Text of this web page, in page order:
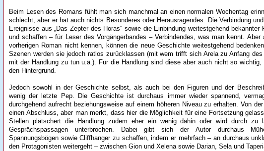
Beim Lesen des Romans fühlt man sich manchmal an einen normalen Wochentag
schlecht, aber er hat auch nichts Besonderes oder Herausragendes. Die Verbindung
Ereignisse aus „Das Zepter des Horas“ sowie die Einbindung weitestgehend bekannter
und schaffen – für Leser des Vorgängerbandes – Verbindendes, was man kennt. Aber
vorherigen Roman nicht kennen, können die neue Geschichte weitestgehend
Szenen werden sie jedoch ratlos zurücklassen (mit wem trifft sich Arela zu Anfang
mit der Handlung zu tun u.ä.). Für die Handlung sind diese aber auch nicht so wichtig,
den Hintergrund.
Jedoch sowohl in der Geschichte selbst, als auch bei den Figuren und der
wenig der letzte Pep. Die Geschichte ist durchaus immer wieder spannend,
durchgehend aufrecht beziehungsweise auf einem höheren Niveau zu erhalten. Von
einen Abschluss, aber man merkt, dass hier die Möglichkeit für eine Fortsetzung
Stellen plätschert die Handlung zudem eher ein wenig dahin oder wird durch zu
Gesprächspassagen unterbrochen. Dabei gibt sich der Autor durchaus
Spannungsbögen sowie Cliffhanger zu schaffen, indem er mehrfach – an durchaus
den Protagonisten weitergeht – zwischen Gion und Xelena sowie Darian, Sela und